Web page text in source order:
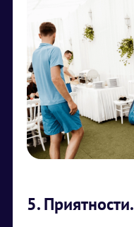
5. Приятности.